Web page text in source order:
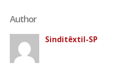
Author
Sinditêxtil-SP